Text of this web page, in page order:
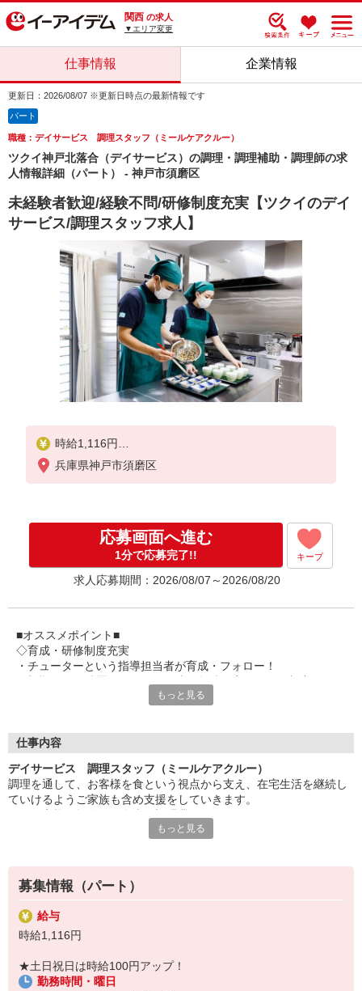
関西 の求人
▼エリア変更
仕事情報 企業情報
更新日：2026/08/07 ※更新日時点の最新情報です
パート
職種：デイサービス 調理スタッフ（ミールケアクルー）
ツクイ神戸北落合（デイサービス）の調理・調理補助・調理師の求
人情報詳細（パート） - 神戸市須磨区
未経験者歓迎/経験不問/研修制度充実【ツクイのデイ
サービス/調理スタッフ求人】
時給1,116円
★土日祝日は時給100円アップ！
兵庫県神戸市須磨区
応募画面へ進む
1分で応募完了!! キープ
求人応募期間：2026/08/07～2026/08/20
■オススメポイント■
◇育成・研修制度充実
・チューターという指導担当者が育成・フォロー！
・キャリアアップ支援制度を活用して働きながら資格取得が可能
・ツクイ独自の福祉厚生制度でプライベートも充実
・子育て支援の福利厚生制度あり！子育てと仕事の両立を応援◎
・スタッフ何でも相談窓口やライフキャリア相談など、各相談窓
口あり
◇頑張った分、スタッフに還元！
・パートは特別手当の支給あり
もっと見る
仕事内容
デイサービス 調理スタッフ（ミールケアクルー）
調理を通して、お客様を食という視点から支え、在宅生活を継続し
ていけるようご家族も含め支援をしていきます。
※1日の作業人数:1人
★＼サービス・職種の魅力／
食材の硬さや大きさなど、お客様の状態に合わせた食事を提供して
います。
とを支援し、豊かな人生を送れるよう寄り添うことができる仕事で
す。
もっと見る
募集情報（パート）
給与
時給1,116円
★土日祝日は時給100円アップ！
勤務時間・曜日